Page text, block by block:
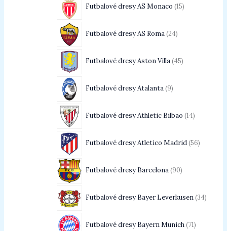
Futbalové dresy AS Monaco 15
Futbalové dresy AS Roma 24
Futbalové dresy Aston Villa 45
Futbalové dresy Atalanta 9
Futbalové dresy Athletic Bilbao 14
Futbalové dresy Atletico Madrid 56
Futbalové dresy Barcelona 90
Futbalové dresy Bayer Leverkusen 34
Futbalové dresy Bayern Munich 71